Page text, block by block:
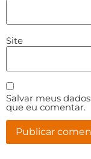
Site
Salvar meus
que eu comentar.